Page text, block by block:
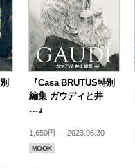
『Casa BRUTUS特別
編集 ガウディと井
…』
1,650円 — 2023.06.30
MOOK